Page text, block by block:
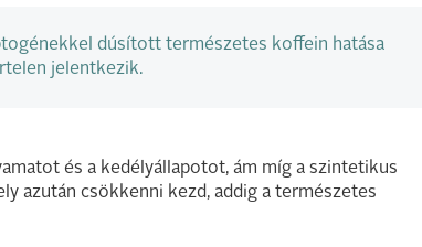
dúsított természetes koffein hatása
jelentkezik.
és a kedélyállapotot, ám míg a szintetikus
azután csökkenni kezd, addig a természetes